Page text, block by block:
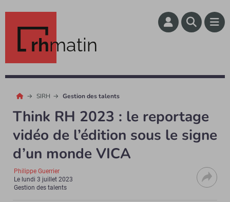
rhmatin
SIRH Gestion des talents
Think RH 2023 : le reportage
vidéo de l’édition sous le signe
d’un monde VICA
Philippe Guerrier
Le lundi 3 juillet 2023
Gestion des talents